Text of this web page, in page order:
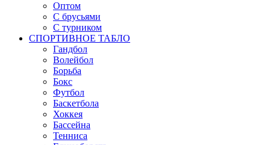
Оптом
С брусьями
С турником
СПОРТИВНОЕ ТАБЛО
Гандбол
Волейбол
Борьба
Бокс
Футбол
Баскетбола
Хоккея
Бассейна
Тенниса